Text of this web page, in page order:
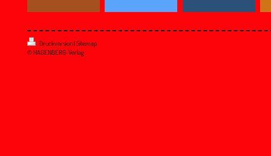
Druckversion|Sitemap
© HAGENBERG-Verlag